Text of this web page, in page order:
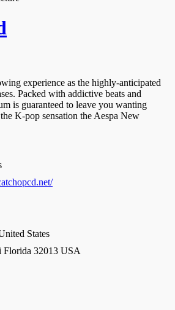
experience as the highly-anticipated
Packed with addictive beats and
is guaranteed to leave you wanting
K-pop sensation the Aespa New
States
Florida 32013 USA